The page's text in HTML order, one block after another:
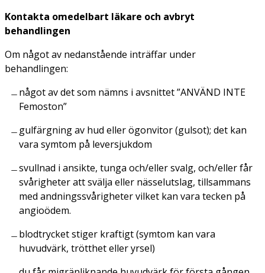
Kontakta omedelbart läkare och avbryt
behandlingen
Om något av nedanstående inträffar under
behandlingen:
något av det som nämns i avsnittet ”ANVÄND INTE
Femoston”
gulfärgning av hud eller ögonvitor (gulsot); det kan
vara symtom på leversjukdom
svullnad i ansikte, tunga och/eller svalg, och/eller får
svårigheter att svälja eller nässelutslag, tillsammans
med andningssvårigheter vilket kan vara tecken på
angioödem.
blodtrycket stiger kraftigt (symtom kan vara
huvudvärk, trötthet eller yrsel)